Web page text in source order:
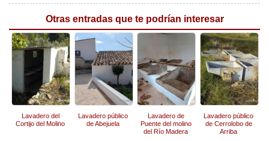
Otras entradas que te podrían interesar
Lavadero del
Cortijo del Molino
Lavadero público
de Abejuela
Lavadero de
Puente del molino
del Río Madera
Lavadero público
de Cerrolobo de
Arriba